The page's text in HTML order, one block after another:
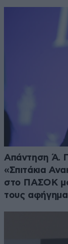
Απάντηση Ά.
«Σπιτάκια
στο ΠΑΣΟΚ
τους αφήγημα